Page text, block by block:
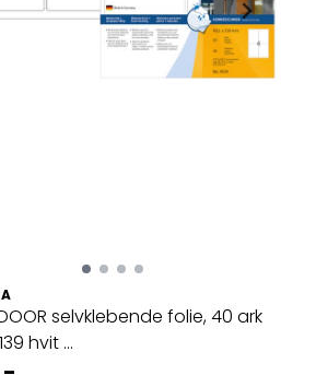
selvklebende folie, 40 ark
hvit ...